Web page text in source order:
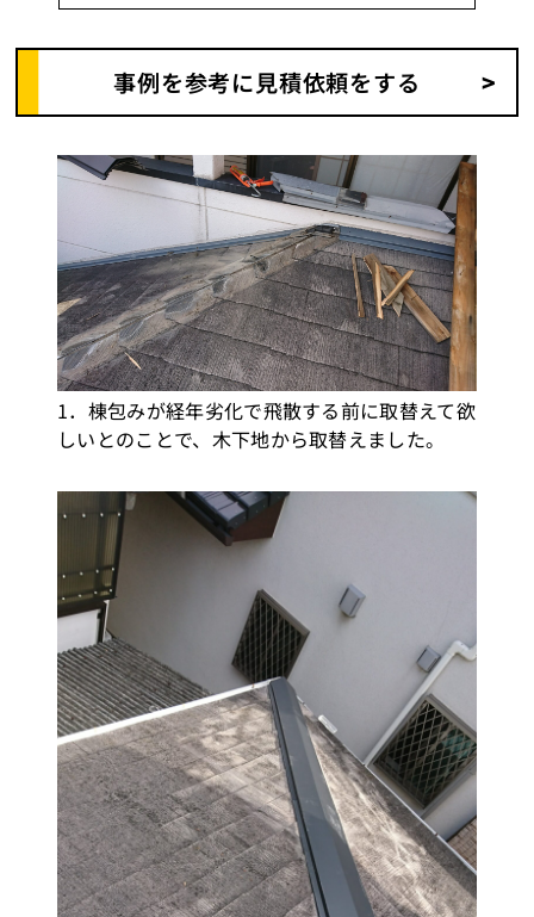
事例を参考に見積依頼をする
1．棟包みが経年劣化で飛散する前に取替えて欲
しいとのことで、木下地から取替えました。